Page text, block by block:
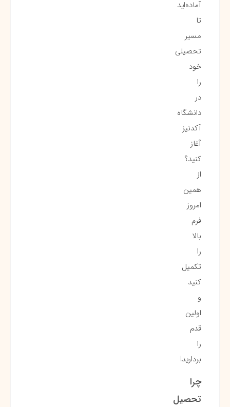
آماده‌اید
تا
مسیر
تحصیلی
خود
را
در
دانشگاه
آکدنیز
آغاز
کنید؟
از
همین
امروز
فرم
بالا
را
تکمیل
کنید
و
اولین
قدم
را
بردارید!
چرا
تحصیل